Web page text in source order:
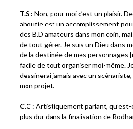
T.S : Non, pour moi c’est un plaisir.
aboutie est un accomplissement
des B.D amateurs dans mon coin,
de tout gérer. Je suis un Dieu dans
de la destinée de mes personnages
facile de tout organiser moi-même.
dessinerai jamais avec un scénariste,
mon projet.
C.C: Artistiquement parlant, qu’est-
plus dur dans la finalisation de